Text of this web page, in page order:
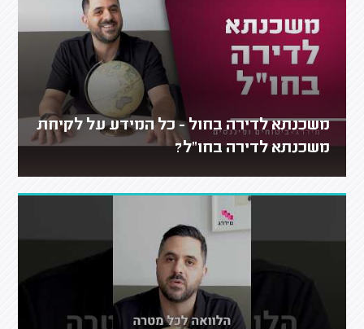
משכנתא לדירה בחול - כל המידע על לקיחת
משכנתא לדירה בחו"ל?